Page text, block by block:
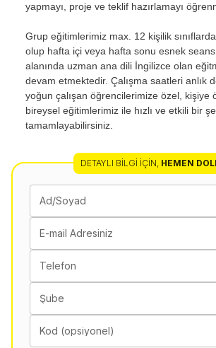
yapmayı, proje ve teklif hazırlamayı
Grup eğitimlerimiz max. 12 kişilik
olup hafta içi veya hafta sonu esnek
alanında uzman ana dili İngilizce olan
devam etmektedir. Çalışma saatleri anlık
yoğun çalışan öğrencilerimize özel, kişiye
bireysel eğitimlerimiz ile hızlı ve etkili bir
tamamlayabilirsiniz.
DETAYLI BILGI İÇIN, HEMEN
Ad/Soyad
E-mail Adresiniz
Telefon
Şube
Kod (opsiyonel)